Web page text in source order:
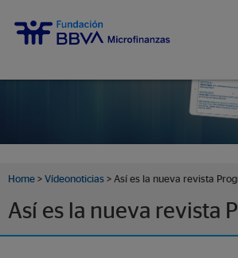
Home > Vídeonoticias > Así es la nueva revista
Así es la nueva revista